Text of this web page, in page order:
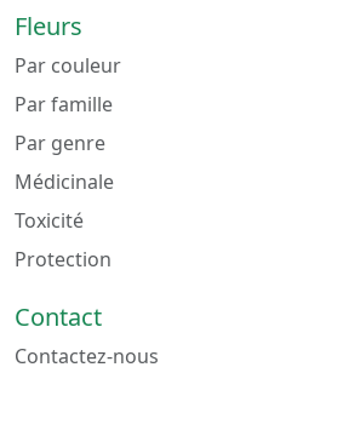
Fleurs
Par couleur
Par famille
Par genre
Médicinale
Toxicité
Protection
Contact
Contactez-nous